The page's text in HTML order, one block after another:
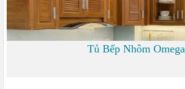
Tủ Bếp Nhôm Omega